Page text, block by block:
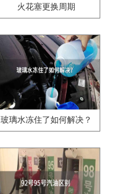
火花塞更换周期
玻璃水冻住了如何解决？